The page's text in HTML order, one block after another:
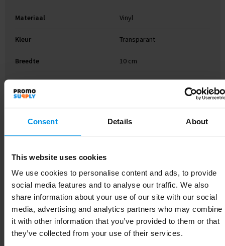
Consent Details About
This website uses cookies
We use cookies to personalise content and ads, to provide
social media features and to analyse our traffic. We also
share information about your use of our site with our social
media, advertising and analytics partners who may combine
it with other information that you’ve provided to them or that
they’ve collected from your use of their services.
Materiaal Vinyl
Kleur Transparant
Breedte 10 cm
Lengte 10 cm
Gerelateerde producten